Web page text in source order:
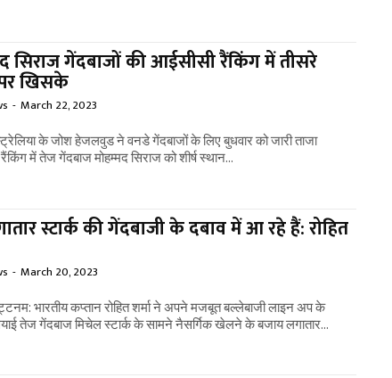
सिराज गेंदबाजों की आईसीसी रैंकिंग में तीसरे
खिसके
- March 22, 2023
के जोश हेजलवुड ने वनडे गेंदबाजों के लिए बुधवार को जारी ताजा
में तेज गेंदबाज मोहम्मद सिराज को शीर्ष स्थान...
स्टार्क की गेंदबाजी के दबाव में आ रहे हैं: रोहित
- March 20, 2023
भारतीय कप्तान रोहित शर्मा ने अपने मजबूत बल्लेबाजी लाइन अप के
तेज गेंदबाज मिचेल स्टार्क के सामने नैसर्गिक खेलने के बजाय लगातार...